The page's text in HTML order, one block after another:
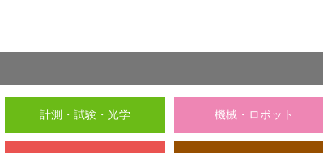
計測・試験・光学 機械・ロボット